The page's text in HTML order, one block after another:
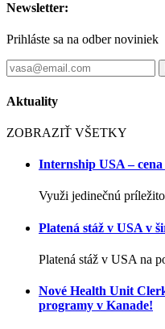
Newsletter:
Prihláste sa na odber noviniek
Aktuality
ZOBRAZIŤ VŠETKY
Internship USA –
Využi jedinečnú
Platená stáž v USA v
Platená stáž v USA na
Nové Health Unit
programy v Kanade!